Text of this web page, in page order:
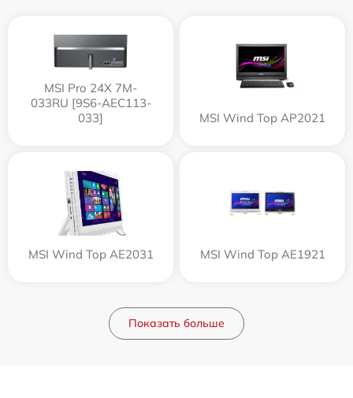
MSI Pro 24X 7M-
033RU [9S6-AEC113-
033]
MSI Wind Top AP2021
MSI Wind Top AE2031 MSI Wind Top AE1921
Показать больше